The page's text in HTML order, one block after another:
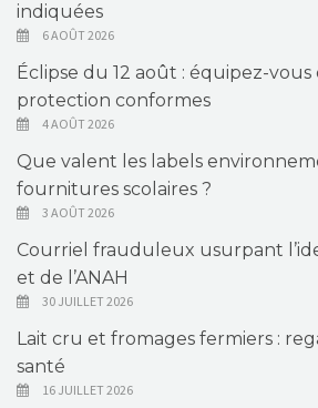
indiquées
6 AOÛT 2026
Éclipse du 12 août : équipez-
protection conformes
4 AOÛT 2026
Que valent les labels
fournitures scolaires ?
3 AOÛT 2026
Courriel frauduleux usurpant
et de l’ANAH
30 JUILLET 2026
Lait cru et fromages fermiers :
santé
16 JUILLET 2026